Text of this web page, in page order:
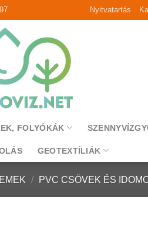
Nyitvatartás
FOLYÓKÁK
GEOTEXTÍLIÁK
/ PVC CSÖVEK ÉS